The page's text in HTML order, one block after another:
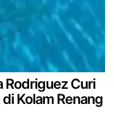
Rodriguez Curi
Kolam Renang